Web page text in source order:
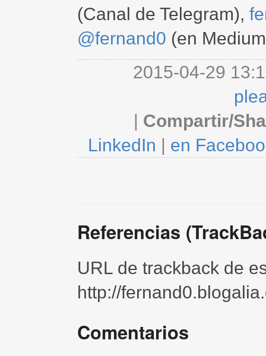
(Canal de Telegram),
@fernand0 (en
2015-04-29
| Compartir/
LinkedIn | en
Referencias
URL de trackback de
http://
Comentarios